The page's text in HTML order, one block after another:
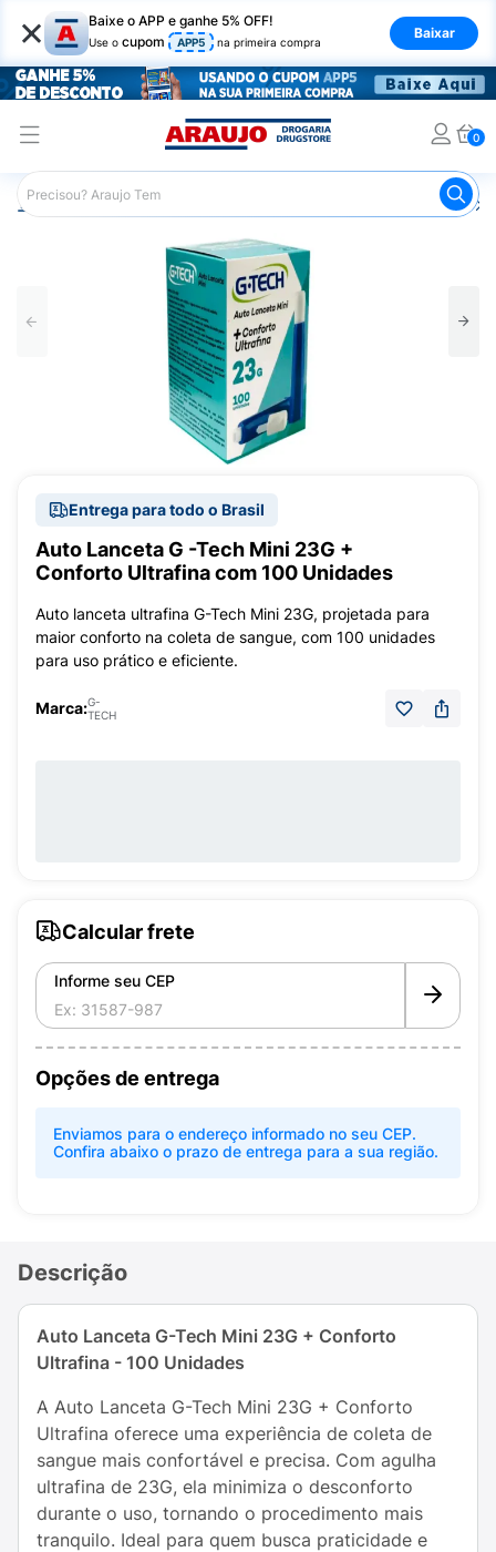
× Baixe o APP e ganhe 5% OFF!
Use o cupom APP5 na primeira compra
Baixar
0
Araujo Saúde e Bem Estar Acessórios para Diabetes
Entrega para todo o Brasil
Auto Lanceta G -Tech Mini 23G +
Conforto Ultrafina com 100 Unidades
Auto lanceta ultrafina G-Tech Mini 23G, projetada para
maior conforto na coleta de sangue, com 100 unidades
para uso prático e eficiente.
Marca:G-
TECH
Calcular frete
Informe seu CEP
Opções de entrega
Enviamos para o endereço informado no seu CEP.
Confira abaixo o prazo de entrega para a sua região.
Descrição
Auto Lanceta G-Tech Mini 23G + Conforto
Ultrafina - 100 Unidades
A Auto Lanceta G-Tech Mini 23G + Conforto
Ultrafina oferece uma experiência de coleta de
sangue mais confortável e precisa. Com agulha
ultrafina de 23G, ela minimiza o desconforto
durante o uso, tornando o procedimento mais
tranquilo. Ideal para quem busca praticidade e